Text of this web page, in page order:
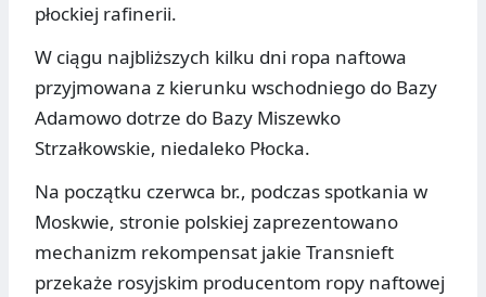
płockiej rafinerii.
W ciągu najbliższych kilku dni ropa naftowa
przyjmowana z kierunku wschodniego do Bazy
Adamowo dotrze do Bazy Miszewko
Strzałkowskie, niedaleko Płocka.
Na początku czerwca br., podczas spotkania w
Moskwie, stronie polskiej zaprezentowano
mechanizm rekompensat jakie Transnieft
przekaże rosyjskim producentom ropy naftowej